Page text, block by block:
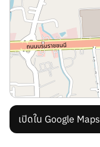
เปิดใน Google Maps